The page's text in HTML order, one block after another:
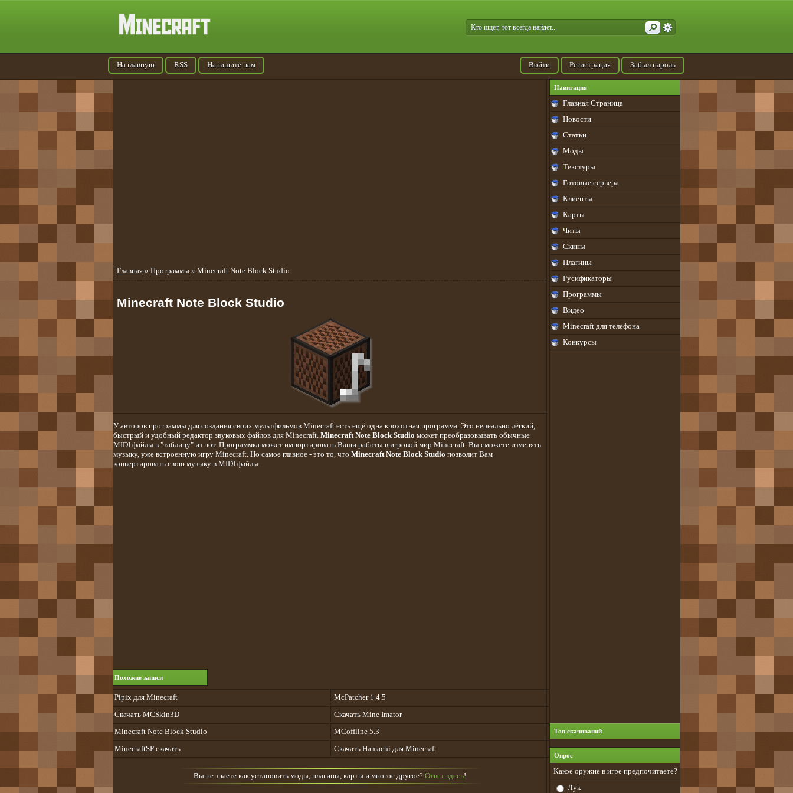
Войти Регистрация Забыл пароль
На главную RSS Напишите нам
Навигация
Главная Страница
Новости
Статьи
Моды
Текстуры
Готовые сервера
Клиенты
Карты
Читы
Скины
Плагины
Русификаторы
Программы
Видео
Minecraft для телефона
Конкурсы
Топ скачиваний
Опрос
Какое оружие в игре предпочитаете?
Лук
Главная » Программы » Minecraft Note Block Studio
Minecraft Note Block Studio
У авторов программы для создания своих мультфильмов Minecraft есть ещё одна крохотная программа. Это нереально лёгкий,
быстрый и удобный редактор звуковых файлов для Minecraft. Minecraft Note Block Studio может преобразовывать обычные
MIDI файлы в "таблицу" из нот. Программка может импортировать Ваши работы в игровой мир Minecraft. Вы сможете изменять
музыку, уже встроенную игру Minecraft. Но самое главное - это то, что Minecraft Note Block Studio позволит Вам
конвертировать свою музыку в MIDI файлы.
Похожие записи
Pipix для Minecraft
McPatcher 1.4.5
Скачать MCSkin3D
Скачать Mine Imator
Minecraft Note Block Studio
MCoffline 5.3
MinecraftSP скачать
Cкачать Hamachi для Minecraft
Вы не знаете как установить моды, плагины, карты и многое другое? Ответ здесь!